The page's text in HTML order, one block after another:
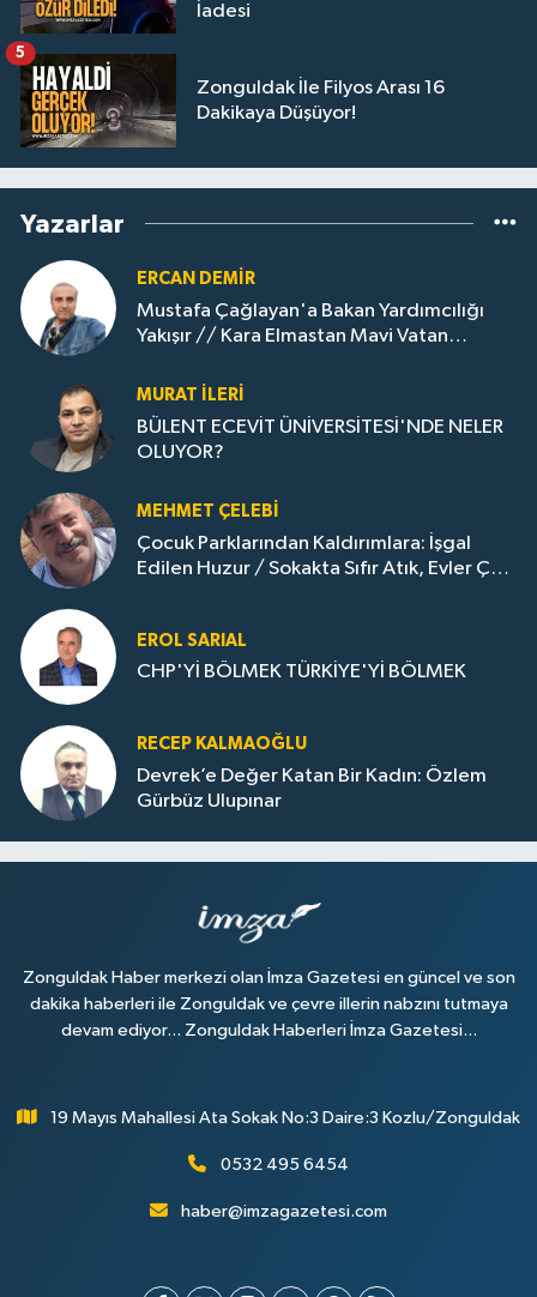
İadesi
Zonguldak İle Filyos Arası 16
Dakikaya Düşüyor!
5
Yazarlar
ERCAN DEMIR
Mustafa Çağlayan'a Bakan Yardımcılığı
Yakışır // ​Kara Elmastan Mavi Vatan
MURAT İLERI
BÜLENT ECEVİT ÜNİVERSİTESİ'NDE NELER
OLUYOR?
MEHMET ÇELEBI
Çocuk Parklarından Kaldırımlara: İşgal
Edilen Huzur / Sokakta Sıfır Atık, Evler Çöp
EROL SARIAL
CHP'Yİ BÖLMEK TÜRKİYE'Yİ BÖLMEK
RECEP KALMAOĞLU
Devrek’e Değer Katan Bir Kadın: Özlem
Gürbüz Ulupınar
Zonguldak Haber merkezi olan İmza Gazetesi en güncel ve son
dakika haberleri ile Zonguldak ve çevre illerin nabzını tutmaya
devam ediyor... Zonguldak Haberleri İmza Gazetesi...
19 Mayıs Mahallesi Ata Sokak No:3 Daire:3 Kozlu/Zonguldak
0532 495 6454
haber@imzagazetesi.com